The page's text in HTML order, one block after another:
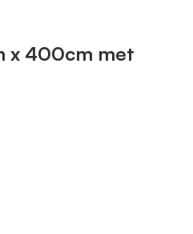
x 400cm met